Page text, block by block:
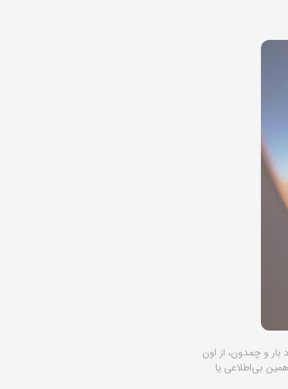
بار و چمدون، از اون
بی‌اطلاعی یا